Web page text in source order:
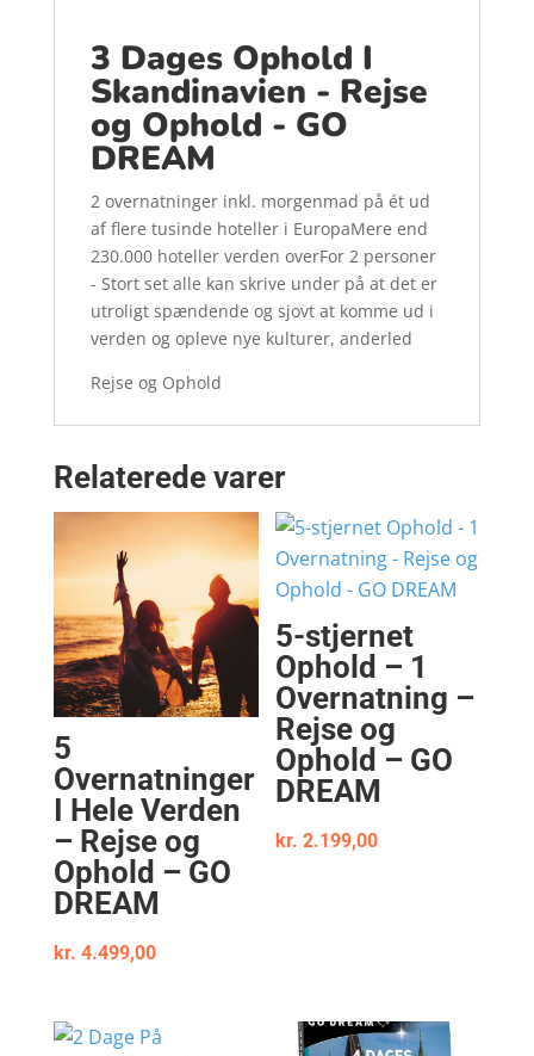
3 Dages Ophold I
Skandinavien - Rejse
og Ophold - GO
DREAM
2 overnatninger inkl. morgenmad på ét ud
af flere tusinde hoteller i EuropaMere end
230.000 hoteller verden overFor 2 personer
- Stort set alle kan skrive under på at det er
utroligt spændende og sjovt at komme ud i
verden og opleve nye kulturer, anderled
Rejse og Ophold
Relaterede varer
5
Overnatninger
I Hele Verden
– Rejse og
Ophold – GO
DREAM
kr. 4.499,00
5-stjernet
Ophold – 1
Overnatning –
Rejse og
Ophold – GO
DREAM
kr. 2.199,00